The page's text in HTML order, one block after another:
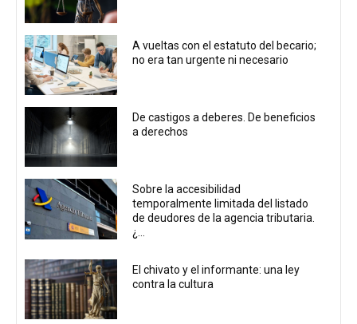
A vueltas con el estatuto del becario;
no era tan urgente ni necesario
De castigos a deberes. De beneficios
a derechos
Sobre la accesibilidad
temporalmente limitada del listado
de deudores de la agencia tributaria.
¿...
El chivato y el informante: una ley
contra la cultura